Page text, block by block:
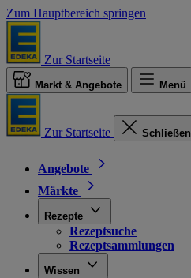
Zum Hauptbereich springen
Zur Startseite
Markt & Angebote Menü
Zur Startseite Schließen
Angebote
Märkte
Rezepte
Rezeptsuche
Rezeptsammlungen
Wissen